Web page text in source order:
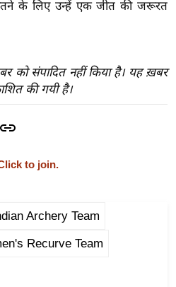
के लिए उन्हें एक जीत की जरूरत
को संपादित नहीं किया है। यह ख़बर
की गयी है।
to join.
Archery Team
Recurve Team